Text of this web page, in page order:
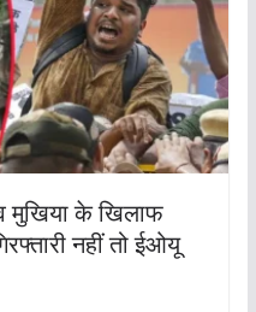
मुखिया के खिलाफ
नहीं तो ईओयू